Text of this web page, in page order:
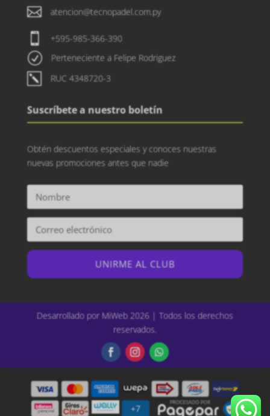
 atencion@tecnopadel.com.py
 +595-985-366-390
R Perteneciente a Felipe Rodriguez
k RUC 4348720-3
Suscríbete a nuestro boletín
Obtén descuentos especiales y conoces nuestras
nuevas promociones antes que nadie
UNIRME AL CLUB
Desarrollado por MiWeb 2026 | Todos los derechos
reservados.